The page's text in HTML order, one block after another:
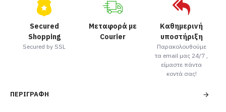
Secured
Shopping
Secured by SSL
Μεταφορά με
Courier
Καθημερινή
υποστήριξη
Παρακολουθούμε
τα email μας 24/7 ,
είμαστε πάντα
κοντά σας!
ΠΕΡΙΓΡΑΦΉ